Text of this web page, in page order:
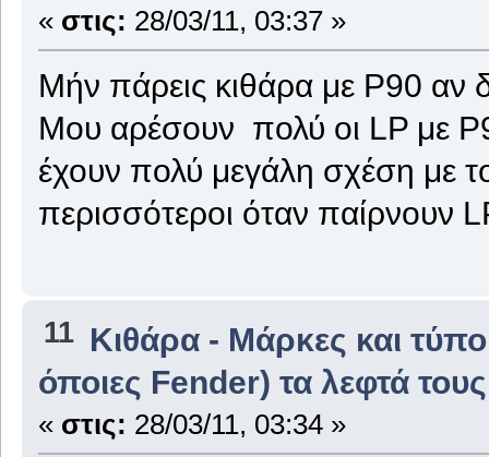
« στις: 28/03/11, 03:37 »
Μήν πάρεις κιθάρα με P90 αν
Μου αρέσουν πολύ οι LP με
έχουν πολύ μεγάλη σχέση με
περισσότεροι όταν παίρνουν
11 Κιθάρα - Μάρκες και
όποιες Fender) τα λεφτά
« στις: 28/03/11, 03:34 »